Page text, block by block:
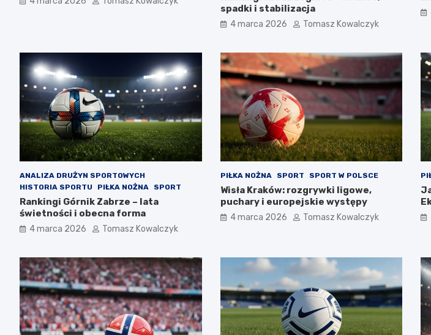
spadki i stabilizacja
4 marca 2026 Tomasz Kowalczyk
ANALIZA DRUŻYN SPORTOWYCH
HISTORIA SPORTU
PIŁKA NOŻNA SPORT
Rankingi Górnik Zabrze – lata
świetności i obecna forma
4 marca 2026 Tomasz Kowalczyk
PIŁKA NOŻNA SPORT SPORT W POLSCE
Wisła Kraków: rozgrywki ligowe,
puchary i europejskie występy
4 marca 2026 Tomasz Kowalczyk